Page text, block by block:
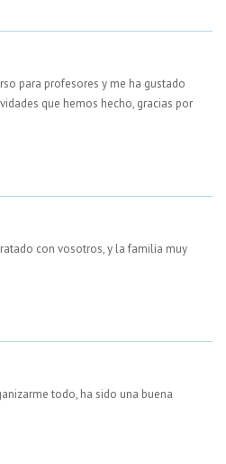
para profesores y me ha gustado
que hemos hecho, gracias por
con vosotros, y la familia muy
todo, ha sido una buena